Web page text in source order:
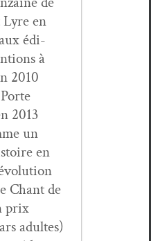
en
édi­
à
2010
2013
un
en
Chant de
prix
adultes)